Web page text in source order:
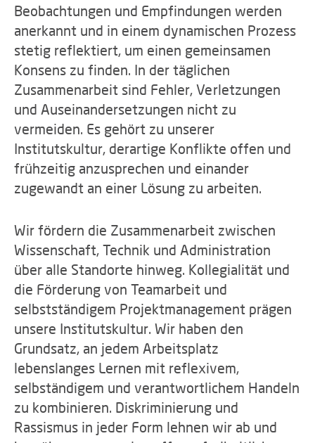
Beobachtungen und Empfindungen werden
anerkannt und in einem dynamischen Prozess
stetig reflektiert, um einen gemeinsamen
Konsens zu finden. In der täglichen
Zusammenarbeit sind Fehler, Verletzungen
und Auseinandersetzungen nicht zu
vermeiden. Es gehört zu unserer
Institutskultur, derartige Konflikte offen und
frühzeitig anzusprechen und einander
zugewandt an einer Lösung zu arbeiten.
Wir fördern die Zusammenarbeit zwischen
Wissenschaft, Technik und Administration
über alle Standorte hinweg. Kollegialität und
die Förderung von Teamarbeit und
selbstständigem Projektmanagement prägen
unsere Institutskultur. Wir haben den
Grundsatz, an jedem Arbeitsplatz
lebenslanges Lernen mit reflexivem,
selbständigem und verantwortlichem Handeln
zu kombinieren. Diskriminierung und
Rassismus in jeder Form lehnen wir ab und